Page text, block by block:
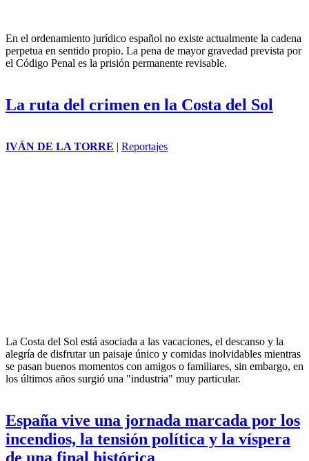
En el ordenamiento jurídico español no existe actualmente la cadena
perpetua en sentido propio. La pena de mayor gravedad prevista por
el Código Penal es la prisión permanente revisable.
La ruta del crimen en la Costa del Sol
IVÁN DE LA TORRE | Reportajes
La Costa del Sol está asociada a las vacaciones, el descanso y la
alegría de disfrutar un paisaje único y comidas inolvidables mientras
se pasan buenos momentos con amigos o familiares, sin embargo, en
los últimos años surgió una "industria" muy particular.
España vive una jornada marcada por los
incendios, la tensión política y la víspera
de una final histórica